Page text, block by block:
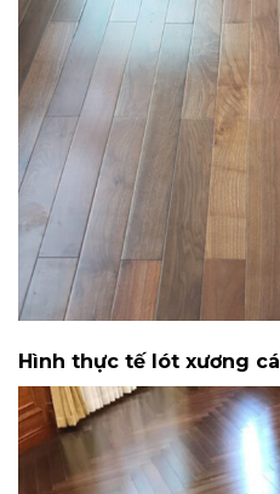
Hình thực tế lót xương cá